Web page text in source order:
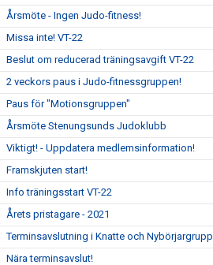
Årsmöte - Ingen Judo-fitness!
Missa inte! VT-22
Beslut om reducerad träningsavgift VT-22
2 veckors paus i Judo-fitnessgruppen!
Paus för "Motionsgruppen"
Årsmöte Stenungsunds Judoklubb
Viktigt! - Uppdatera medlemsinformation!
Framskjuten start!
Info träningsstart VT-22
Årets pristagare - 2021
Terminsavslutning i Knatte och Nybörjargrupp
Nära terminsavslut!